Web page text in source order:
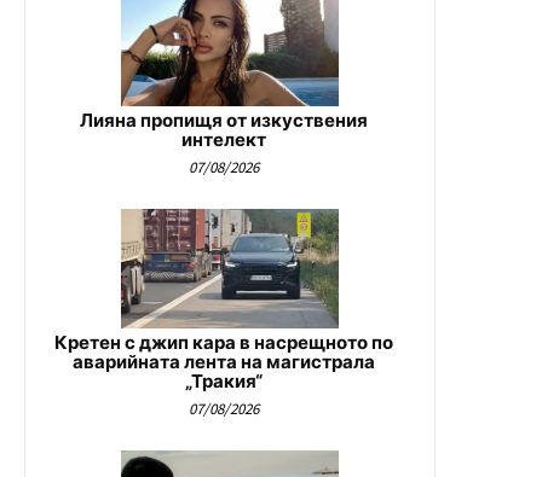
Лияна пропищя от изкуствения
интелект
07/08/2026
Кретен с джип кара в насрещното по
аварийната лента на магистрала
„Тракия“
07/08/2026